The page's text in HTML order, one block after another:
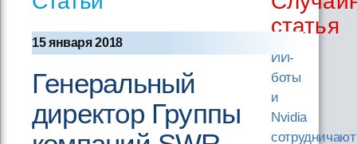
15 января 2018
Генеральный
директор Группы
статья
ИИ-
боты
и
Nvidia
сотрудничают